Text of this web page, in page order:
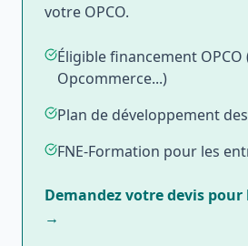
votre OPCO.
Éligible financement OPCO
Opcommerce...)
Plan de développement
FNE-Formation pour les
Demandez votre devis
→